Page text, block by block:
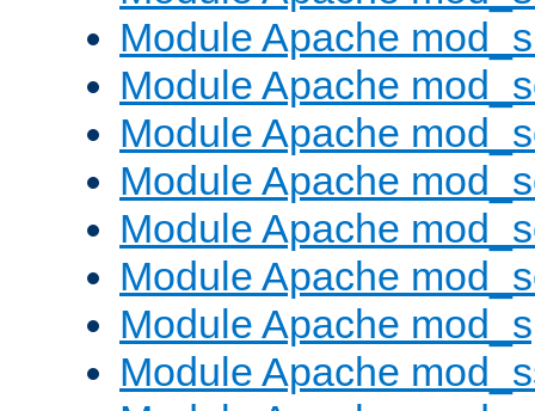
Module Apache
Module Apache
Module Apache
Module Apache
Module Apache
Module Apache
Module Apache
Module Apache